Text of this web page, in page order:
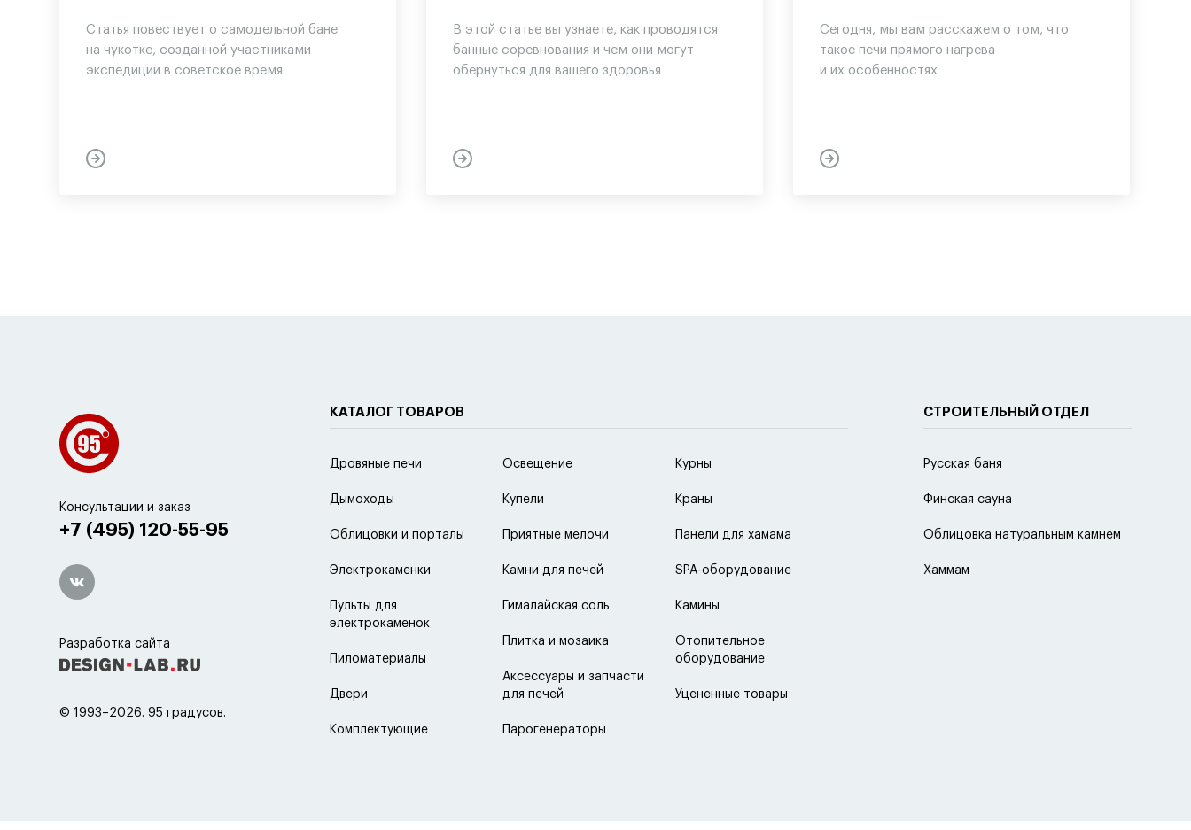
Статья повествует о самодельной бане
на чукотке, созданной участниками
экспедиции в советское время
В этой статье вы узнаете, как проводятся
банные соревнования и чем они могут
обернуться для вашего здоровья
Сегодня, мы вам расскажем о том, что
такое печи прямого нагрева
и их особенностях
Консультации и заказ
+7 (495) 120-55-95
Разработка сайта
© 1993–2026. 95 градусов.
КАТАЛОГ ТОВАРОВ
Дровяные печи
Дымоходы
Облицовки и порталы
Электрокаменки
Пульты для
электрокаменок
Пиломатериалы
Двери
Комплектующие
Освещение
Купели
Приятные мелочи
Камни для печей
Гималайская соль
Плитка и мозаика
Аксессуары и запчасти
для печей
Парогенераторы
Курны
Краны
Панели для хамама
SPA-оборудование
Камины
Отопительное
оборудование
Уцененные товары
СТРОИТЕЛЬНЫЙ ОТДЕЛ
Русская баня
Финская сауна
Облицовка натуральным камнем
Хаммам